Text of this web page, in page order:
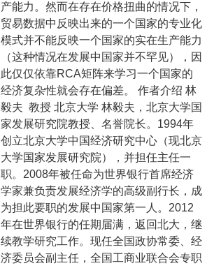
产能力。然而在存在价格扭曲的情况下，
贸易数据中反映出来的一个国家的专业化
模式并不能反映一个国家的实在生产能力
（这种情况在发展中国家并不罕见），因
此仅仅依靠RCA矩阵来学习一个国家的
经济复杂性就会存在偏差。 作者介绍 林
毅夫 教授 北京大学 林毅夫，北京大学国
家发展研究院教授、名誉院长。1994年
创立北京大学中国经济研究中心（现北京
大学国家发展研究院），并担任主任一
职。2008年被任命为世界银行首席经济
学家兼负责发展经济学的高级副行长，成
为担此要职的发展中国家第一人。2012
年在世界银行的任期届满，返回北大，继
续教学研究工作。现任全国政协常委、经
济委员会副主任，全国工商业联合会专职